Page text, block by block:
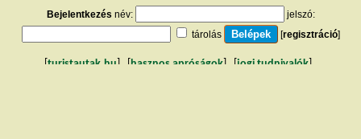
Bejelentkezés név:
jelszó:
tárolás
[regisztráció]
[turistautak.hu ] [hasznos apróságok] [jogi tudnivalók]